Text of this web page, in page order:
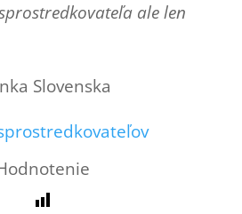
ale len
Slovenska